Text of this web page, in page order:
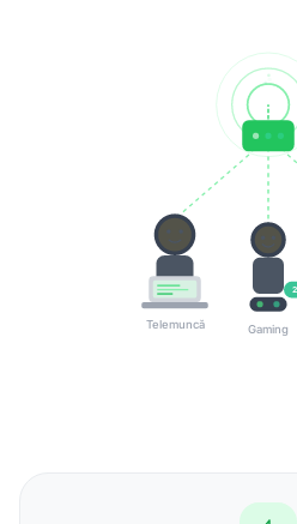
Telemuncă Gaming